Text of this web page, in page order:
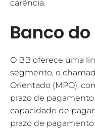
carência.
Banco
O BB oferece uma
segmento, o
Orientado (MPO),
prazo de
capacidade de
prazo de pagamento